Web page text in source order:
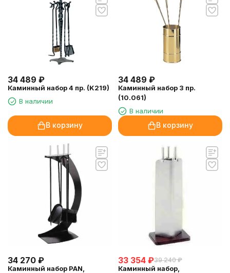
34 489 ₽
Каминный набор 4 пр. (K219)
В наличии
В корзину
34 489 ₽
Каминный набор 3 пр.
(10.061)
В наличии
В корзину
34 270 ₽
Каминный набор PAN,
33 354 ₽39 240 ₽
Каминный набор,